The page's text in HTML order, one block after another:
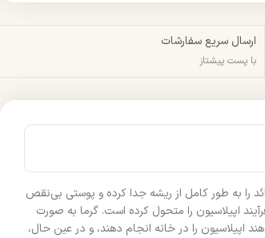
ارسال سریع سفارشات
با پست پیشتاز
را به طور کامل از ریشه جدا کرده و پوستی بی‌نقص
اپیلاسیون را متحول کرده است. گرما به صورت
اپیلاسیون را در خانه انجام دهند، و در عین حال،